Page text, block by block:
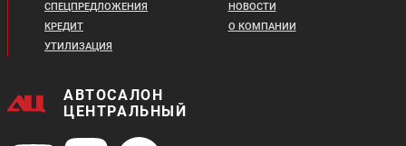
СПЕЦПРЕДЛОЖЕНИЯ
КРЕДИТ
УТИЛИЗАЦИЯ
НОВОСТИ
О КОМПАНИИ
АВТОСАЛОН
ЦЕНТРАЛЬНЫЙ